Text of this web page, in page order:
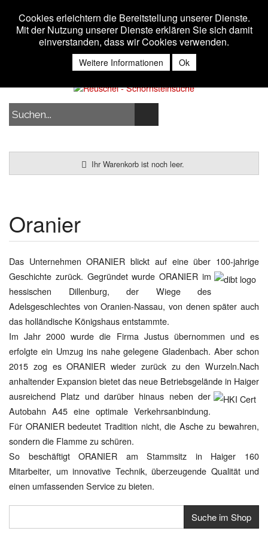
Anmelden
Ihr Warenkorb ist noch leer.
MENU
Oranier
Das Unternehmen ORANIER blickt auf eine über 100-jahrige
Geschichte zurück. Gegründet wurdeORANIER im
hessischen Dillenburg, der Wiege des
Adelsgeschlechtes von Oranien-Nassau, von denen später auch
das holländische Königshaus entstammte.
Im Jahr 2000 wurde die Firma Justus übernommen und es
erfolgte ein Umzug ins nahe gelegene Gladenbach. Aber schon
2015 zog es ORANIER wieder zurück zu den Wurzeln.Nach
anhaltender Expansion bietet das neue Betriebsgelände in Haiger
ausreichend Platz und darüber hinaus neben der
Autobahn A45 eine optimale Verkehrsanbindung.
Für ORANIER bedeutet Tradition nicht, die Asche zu bewahren,
sondern die Flamme zu schüren.
So beschäftigt ORANIER am Stammsitz in Haiger 160
Mitarbeiter, um innovative Technik, überzeugende Qualität und
einen umfassenden Service zu bieten.
Suche im Shop
Cookies erleichtern die Bereitstellung unserer Dienste.
Mit der Nutzung unserer Dienste erklären Sie sich damit
einverstanden, dass wir Cookies verwenden.
Weitere Informationen Ok